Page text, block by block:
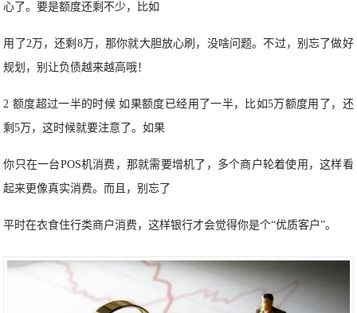
心了。要是额度还剩不少，比如
用了2万，还剩8万，那你就大胆放心刷，没啥问题。不过，别忘了做好
规划，别让负债越来越高哦！
2 额度超过一半的时候 如果额度已经用了一半，比如5万额度用了，还
剩5万，这时候就要注意了。如果
你只在一台POS机消费，那就需要增机了，多个商户轮着使用，这样看
起来更像真实消费。而且，别忘了
平时在衣食住行类商户消费，这样银行才会觉得你是个“优质客户”。